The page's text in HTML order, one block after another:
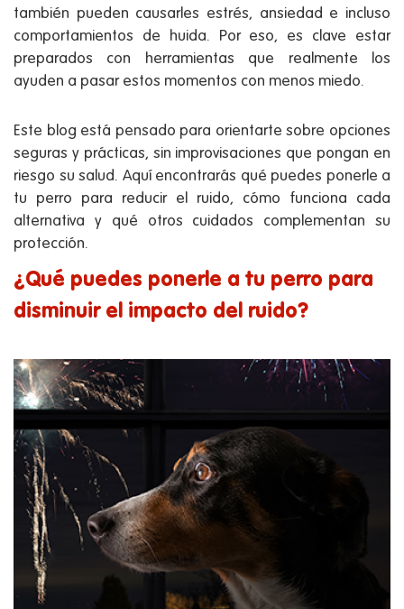
también pueden causarles estrés, ansiedad e incluso
comportamientos de huida. Por eso, es clave estar
preparados con herramientas que realmente los
ayuden a pasar estos momentos con menos miedo.
Este blog está pensado para orientarte sobre opciones
seguras y prácticas, sin improvisaciones que pongan en
riesgo su salud. Aquí encontrarás qué puedes ponerle a
tu perro para reducir el ruido, cómo funciona cada
alternativa y qué otros cuidados complementan su
protección.
¿Qué puedes ponerle a tu perro para
disminuir el impacto del ruido?